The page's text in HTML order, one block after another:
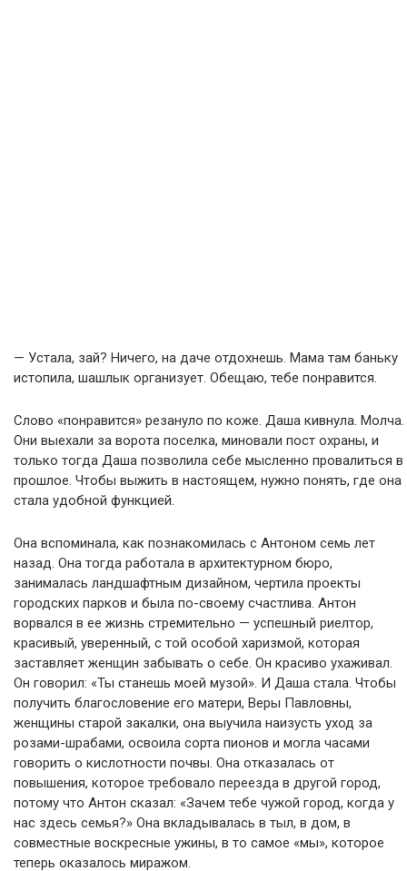
— Устала, зай? Ничего, на даче отдохнешь. Мама там баньку
истопила, шашлык организует. Обещаю, тебе понравится.
Слово «понравится» резануло по коже. Даша кивнула. Молча.
Они выехали за ворота поселка, миновали пост охраны, и
только тогда Даша позволила себе мысленно провалиться в
прошлое. Чтобы выжить в настоящем, нужно понять, где она
стала удобной функцией.
Она вспоминала, как познакомилась с Антоном семь лет
назад. Она тогда работала в архитектурном бюро,
занималась ландшафтным дизайном, чертила проекты
городских парков и была по-своему счастлива. Антон
ворвался в ее жизнь стремительно — успешный риелтор,
красивый, уверенный, с той особой харизмой, которая
заставляет женщин забывать о себе. Он красиво ухаживал.
Он говорил: «Ты станешь моей музой». И Даша стала. Чтобы
получить благословение его матери, Веры Павловны,
женщины старой закалки, она выучила наизусть уход за
розами-шрабами, освоила сорта пионов и могла часами
говорить о кислотности почвы. Она отказалась от
повышения, которое требовало переезда в другой город,
потому что Антон сказал: «Зачем тебе чужой город, когда у
нас здесь семья?» Она вкладывалась в тыл, в дом, в
совместные воскресные ужины, в то самое «мы», которое
теперь оказалось миражом.